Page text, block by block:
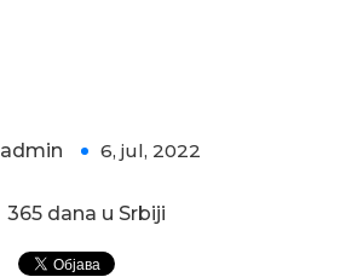
admin 6, jul, 2022
365 dana u Srbiji